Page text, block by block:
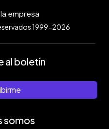
1999-2026
al boletín
somos